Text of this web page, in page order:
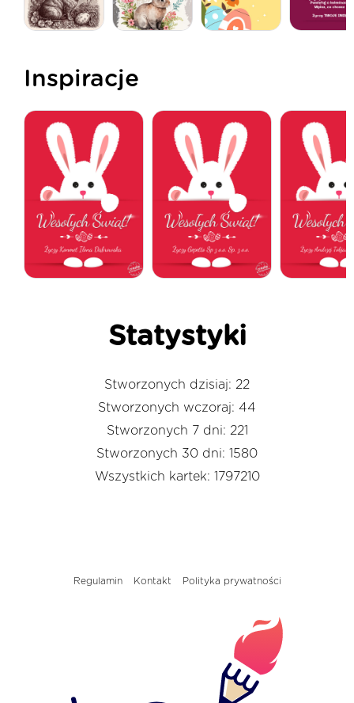
Inspiracje
Statystyki
Stworzonych dzisiaj: 22
Stworzonych wczoraj: 44
Stworzonych 7 dni: 221
Stworzonych 30 dni: 1580
Wszystkich kartek: 1797210
Regulamin Kontakt Polityka prywatności